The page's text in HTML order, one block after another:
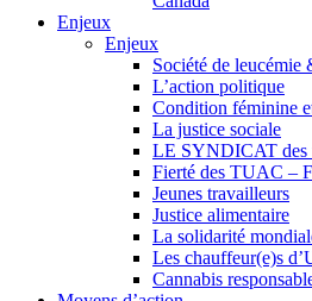
Enjeux
Enjeux
Société de leucémie
L’action politique
Condition féminine
La justice sociale
LE SYNDICAT des
Fierté des TUAC –
Jeunes travailleurs
Justice alimentaire
La solidarité
Les chauffeur(e)s
Cannabis